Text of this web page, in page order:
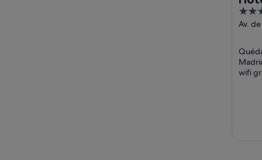
4
out
5
Av.
wifi